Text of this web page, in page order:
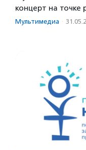
концерт на точке
Мультимедиа ·